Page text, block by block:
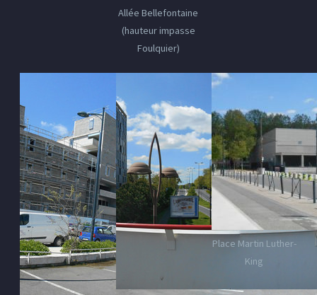
Allée Bellefontaine
(hauteur impasse
Foulquier)
Place Martin Luther-
King